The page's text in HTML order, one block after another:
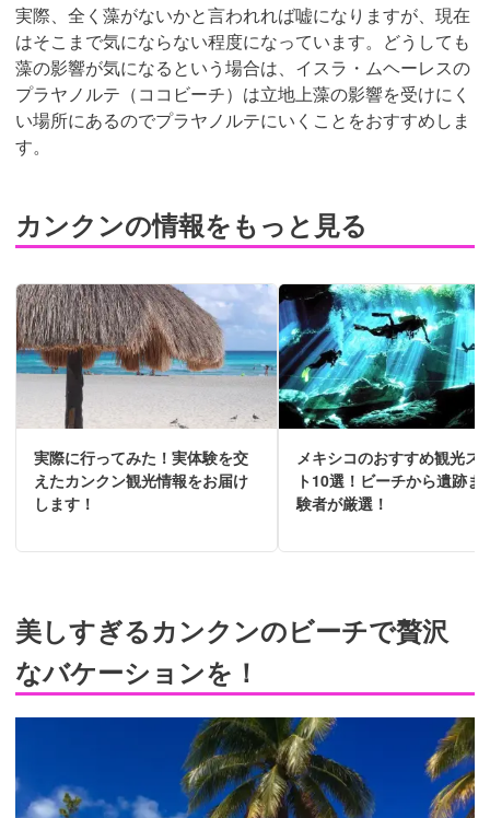
実際、全く藻がないかと言われれば嘘になりますが、現在
はそこまで気にならない程度になっています。どうしても
藻の影響が気になるという場合は、イスラ・ムヘーレスの
プラヤノルテ（ココビーチ）は立地上藻の影響を受けにく
い場所にあるのでプラヤノルテにいくことをおすすめしま
す。
カンクンの情報をもっと見る
実際に行ってみた！実体験を交
えたカンクン観光情報をお届け
します！
メキシコのおすすめ観光ス
ト10選！ビーチから遺跡ま
験者が厳選！
美しすぎるカンクンのビーチで贅沢
なバケーションを！